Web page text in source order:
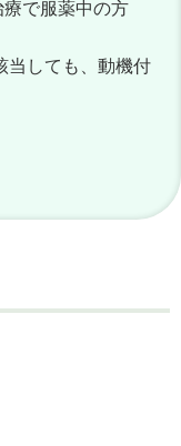
で服薬中の方
当しても、動機付